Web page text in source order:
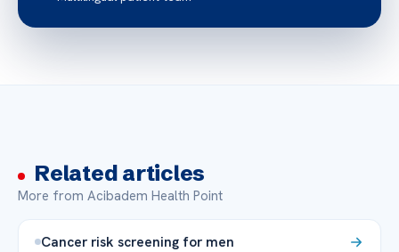
Related articles
More from Acibadem Health Point
Cancer risk screening for men